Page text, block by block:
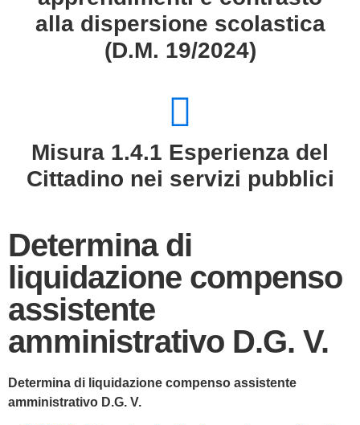
alla dispersione scolastica
(D.M. 19/2024)
Misura 1.4.1 Esperienza del
Cittadino nei servizi pubblici
Determina di
liquidazione compenso
assistente
amministrativo D.G. V.
Determina di liquidazione compenso assistente
amministrativo D.G. V.